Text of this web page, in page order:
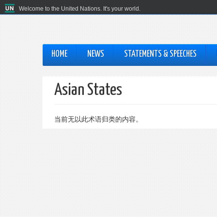
Welcome to the United Nations. It's your world.
HOME NEWS STATEMENTS & SPEECHES
Asian States
当前无以此术语归类的内容。